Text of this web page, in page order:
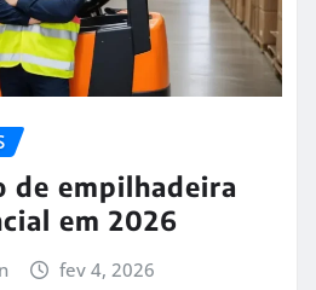
de empilhadeira
em 2026
fev 4, 2026